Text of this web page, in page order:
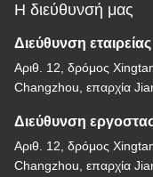
Η διεύθυνσή μας
Διεύθυνση εταιρείας
Αριθ. 12, δρόμος
Changzhou, επαρχία
Διεύθυνση
Αριθ. 12, δρόμος
Changzhou, επαρχία